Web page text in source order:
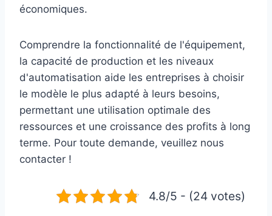
économiques.
Comprendre la fonctionnalité de l'équipement,
la capacité de production et les niveaux
d'automatisation aide les entreprises à choisir
le modèle le plus adapté à leurs besoins,
permettant une utilisation optimale des
ressources et une croissance des profits à long
terme. Pour toute demande, veuillez nous
contacter !
4.8/5 - (24 votes)